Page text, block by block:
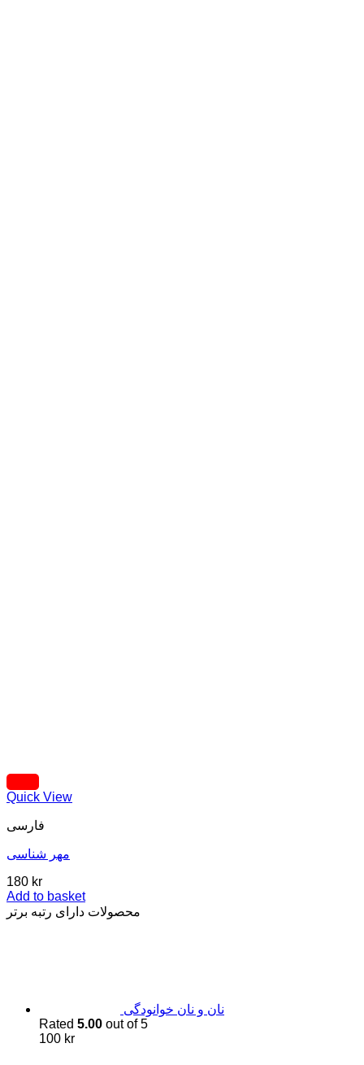
Quick View
فارسی
مهر شناسی
180 kr
Add to basket
محصولات دارای رتبه برتر
نان و نان خوانودگی
Rated 5.00 out of 5
100 kr